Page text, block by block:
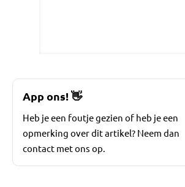
App ons!👋
Heb je een foutje gezien of heb je een
opmerking over dit artikel? Neem dan
contact met ons op.